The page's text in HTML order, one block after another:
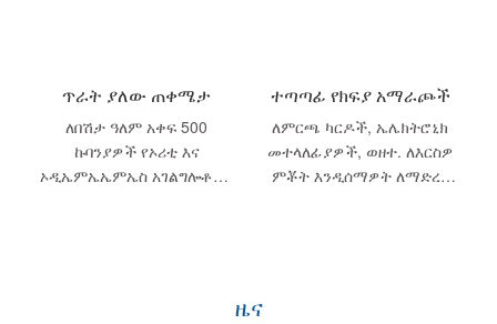
ጥራት ያለው ጠቀሜታ
ለበሽታ ዓለም አቀፍ 500
ኩባንያዎች የኦሪቲ እና
ኦዲኤምኤኤምኤስ አገልግሎቶችን
ተጣጣፊ የክፍያ አማራጮች
ለምርጫ ካርዶች, ኤሌክትሮኒክ
መተላለፊያዎች, ወዘተ. ለእርስዎ
ምቾት እንዲሰማዎት ለማድረግ
ዜና